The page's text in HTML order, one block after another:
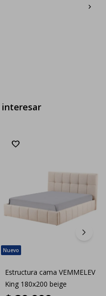
interesar
Estructura cama VEMMELEV
King 180x200 beige